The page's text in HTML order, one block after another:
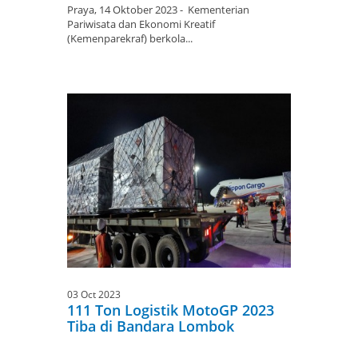
Praya, 14 Oktober 2023 - Kementerian
Pariwisata dan Ekonomi Kreatif
(Kemenparekraf) berkola...
03 Oct 2023
111 Ton Logistik MotoGP 2023
Tiba di Bandara Lombok